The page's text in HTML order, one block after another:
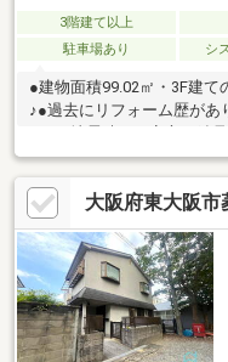
3階建て以上
駐車場あり
シ
●建物面積99.02㎡・3F建て
♪●過去にリフォーム歴があ
車場はビルトインガレージ
置けます！●2Fリビングは
えたり、ご家族が集まった
面にあり、陽当たり・通風
学校・スーパー・コンビニ
圏内と近く、住環境が充実
い！（事前のご予約をお願
大阪府東大阪市